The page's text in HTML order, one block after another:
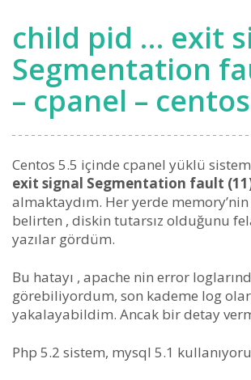
child pid … exit
Segmentation
– cpanel – centos
Centos 5.5 içinde cpanel yüklü
exit signal Segmentation fault
almaktaydım. Her yerde
belirten , diskin tutarsız olduğunu
yazılar gördüm.
Bu hatayı , apache nin error
görebiliyordum, son kademe log
yakalayabildim. Ancak bir detay
Php 5.2 sistem, mysql 5.1